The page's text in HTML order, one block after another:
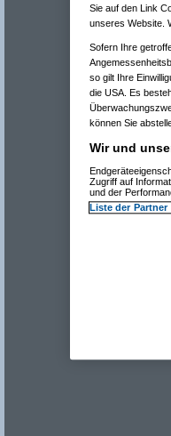
Sie auf den Link
unseres Website.
Sofern Ihre
so gilt Ihre
die USA. Es
können Sie
Wir und
Zugriff auf
und der
Liste der Partner